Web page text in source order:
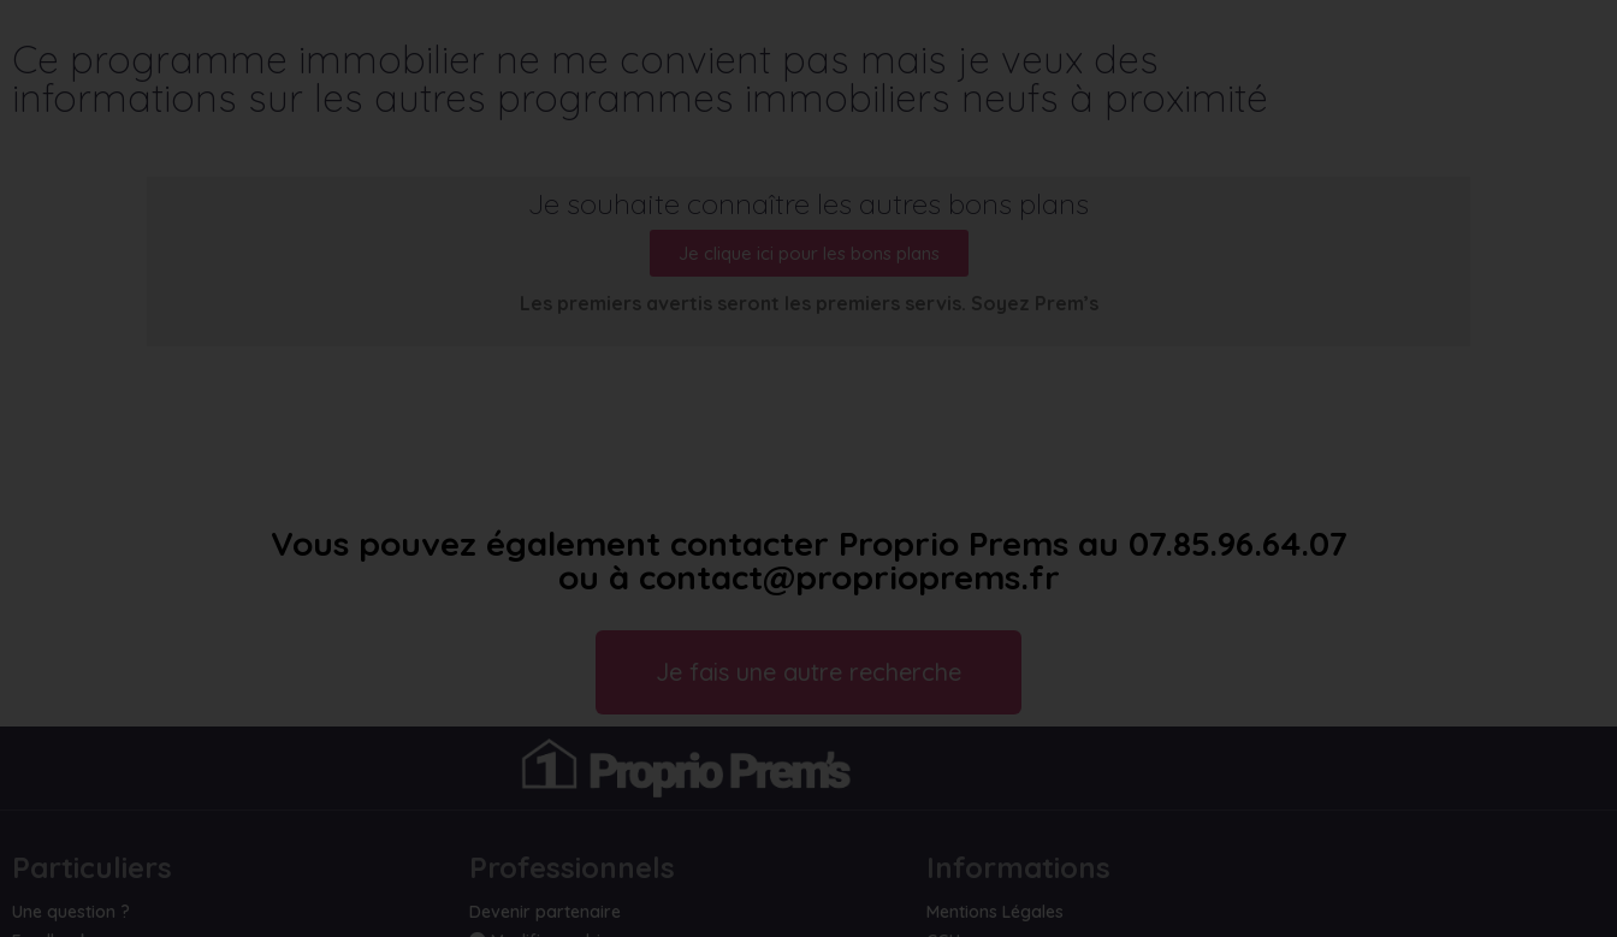
Ce programme immobilier ne me convient pas mais je veux des
informations sur les autres programmes immobiliers neufs à proximité
Je souhaite connaître les autres bons plans
Je clique ici pour les bons plans
Les premiers avertis seront les premiers servis. Soyez Prem’s
Vous pouvez également contacter Proprio Prems au 07.85.96.64.07
ou à contact@proprioprems.fr
Je fais une autre recherche
Particuliers
Une question ?
Professionnels
Devenir partenaire
Informations
Mentions Légales